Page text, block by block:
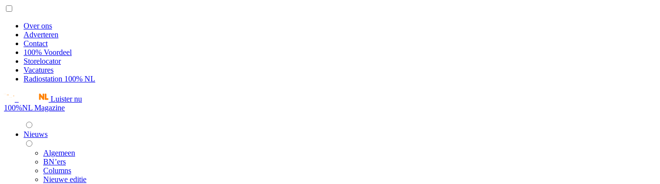
Over ons
Adverteren
Contact
100% Voordeel
Storelocator
Vacatures
Radiostation 100% NL
Luister nu
100%NL Magazine
Nieuws
Algemeen
BN’ers
Columns
Nieuwe editie